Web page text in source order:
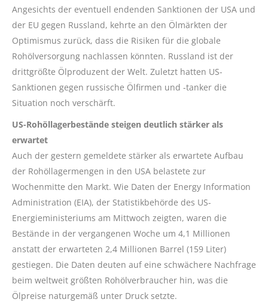
Angesichts der eventuell endenden Sanktionen der USA und
der EU gegen Russland, kehrte an den Ölmärkten der
Optimismus zurück, dass die Risiken für die globale
Rohölversorgung nachlassen könnten. Russland ist der
drittgrößte Ölproduzent der Welt. Zuletzt hatten US-
Sanktionen gegen russische Ölfirmen und -tanker die
Situation noch verschärft.
US-Rohöllagerbestände steigen deutlich stärker als
erwartet
Auch der gestern gemeldete stärker als erwartete Aufbau
der Rohöllagermengen in den USA belastete zur
Wochenmitte den Markt. Wie Daten der Energy Information
Administration (EIA), der Statistikbehörde des US-
Energieministeriums am Mittwoch zeigten, waren die
Bestände in der vergangenen Woche um 4,1 Millionen
anstatt der erwarteten 2,4 Millionen Barrel (159 Liter)
gestiegen. Die Daten deuten auf eine schwächere Nachfrage
beim weltweit größten Rohölverbraucher hin, was die
Ölpreise naturgemäß unter Druck setzte.